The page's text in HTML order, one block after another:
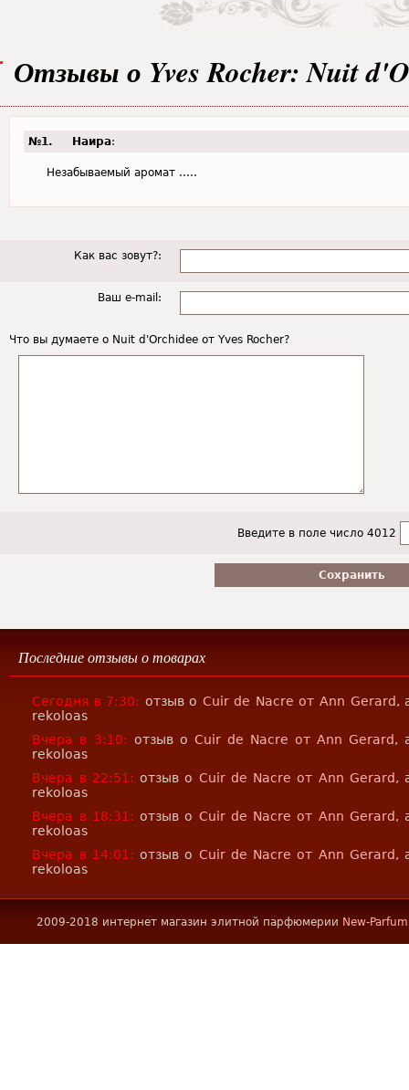
Отзывы о Yves Rocher: Nuit
№1. Наира:
Незабываемый аромат .....
Как вас зовут?:
Ваш e-mail:
Что вы думаете о Nuit d'Orchidee от Yves Rocher?
Введите в поле число 4012
Последние отзывы о товарах
Сегодня в 7:30: отзыв о Cuir de Nacre от Ann Gerard,
rekoloas
Вчера в 3:10: отзыв о Cuir de Nacre от Ann Gerard,
rekoloas
Вчера в 22:51: отзыв о Cuir de Nacre от Ann Gerard,
rekoloas
Вчера в 18:31: отзыв о Cuir de Nacre от Ann Gerard,
rekoloas
Вчера в 14:01: отзыв о Cuir de Nacre от Ann Gerard,
rekoloas
2009-2018 интернет магазин элитной парфюмерии New-